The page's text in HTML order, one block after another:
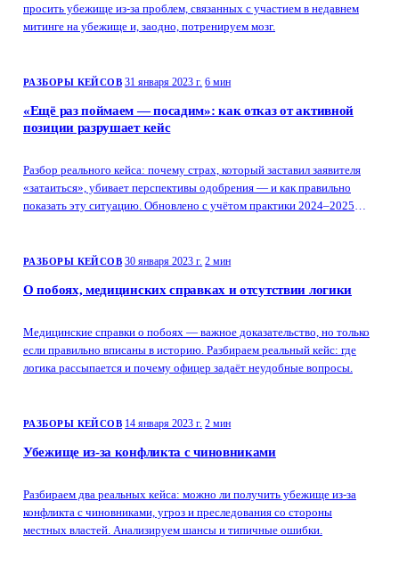
просить убежище из-за проблем, связанных с участием в недавнем
митинге на убежище и, заодно, потренируем мозг.
РАЗБОРЫ КЕЙСОВ 31 января 2023 г. 6 мин
«Ещё раз поймаем — посадим»: как отказ от активной
позиции разрушает кейс
Разбор реального кейса: почему страх, который заставил заявителя
«затаиться», убивает перспективы одобрения — и как правильно
показать эту ситуацию. Обновлено с учётом практики 2024–2025
РАЗБОРЫ КЕЙСОВ 30 января 2023 г. 2 мин
О побоях, медицинских справках и отсутствии логики
Медицинские справки о побоях — важное доказательство, но только
если правильно вписаны в историю. Разбираем реальный кейс: где
логика рассыпается и почему офицер задаёт неудобные вопросы.
РАЗБОРЫ КЕЙСОВ 14 января 2023 г. 2 мин
Убежище из-за конфликта с чиновниками
Разбираем два реальных кейса: можно ли получить убежище из-за
конфликта с чиновниками, угроз и преследования со стороны
местных властей. Анализируем шансы и типичные ошибки.